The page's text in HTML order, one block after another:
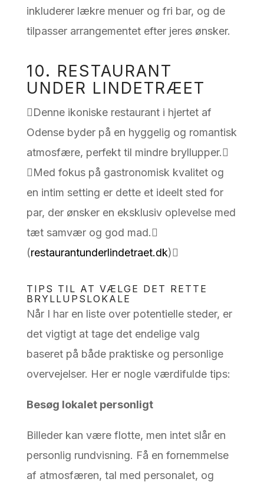
inkluderer lækre menuer og fri bar, og de
tilpasser arrangementet efter jeres ønsker.
10. RESTAURANT
UNDER LINDETRÆET
Denne ikoniske restaurant i hjertet af
Odense byder på en hyggelig og romantisk
atmosfære, perfekt til mindre bryllupper.
Med fokus på gastronomisk kvalitet og
en intim setting er dette et ideelt sted for
par, der ønsker en eksklusiv oplevelse med
tæt samvær og god mad.
(restaurantunderlindetraet.dk)
TIPS TIL AT VÆLGE DET RETTE
BRYLLUPSLOKALE
Når I har en liste over potentielle steder, er
det vigtigt at tage det endelige valg
baseret på både praktiske og personlige
overvejelser. Her er nogle værdifulde tips:
Besøg lokalet personligt
Billeder kan være flotte, men intet slår en
personlig rundvisning. Få en fornemmelse
af atmosfæren, tal med personalet, og